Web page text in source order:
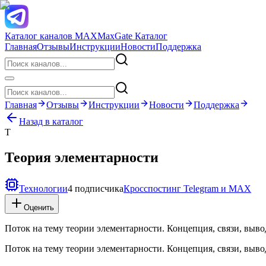
Каталог каналов MAXMaxGate Каталог
ГлавнаяОтзывыИнструкцииНовостиПоддержка
Главная Отзывы Инструкции Новости
Поддержка
Назад в каталог
Т
Теория элементарности
Технологии4 подписчикаКросспостинг Telegram и MAX
Оценить
Поток на тему теории элементарности. Концепция, связи,
Поток на тему теории элементарности. Концепция, связи,